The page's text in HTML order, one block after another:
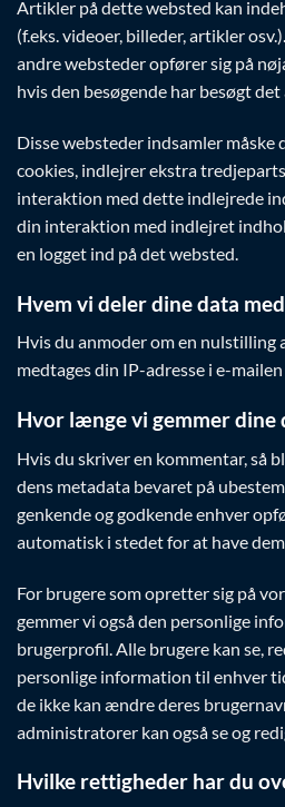
Artikler på dette websted kan
(f.eks. videoer, billeder, artikler
andre websteder opfører sig på
hvis den besøgende har besøgt
Disse websteder indsamler måske
cookies, indlejrer ekstra
interaktion med dette indlejrede
din interaktion med indlejret
en logget ind på det websted.
Hvem vi deler dine data med
Hvis du anmoder om en nulstilling
medtages din IP-adresse i e-
Hvor længe vi gemmer dine
Hvis du skriver en kommentar, så
dens metadata bevaret på
genkende og godkende enhver
automatisk i stedet for at have
For brugere som opretter sig på
gemmer vi også den personlige
brugerprofil. Alle brugere kan se,
personlige information til enhver
de ikke kan ændre deres
administratorer kan også se og
Hvilke rettigheder har du